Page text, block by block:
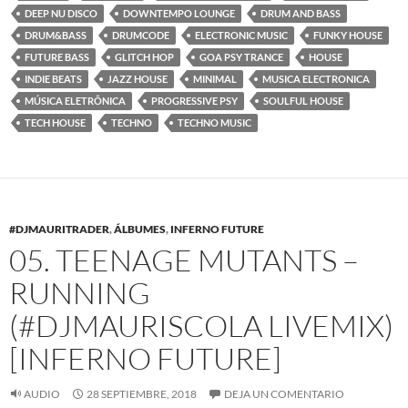
DEEP NU DISCO DOWNTEMPO LOUNGE
DRUM AND BASS
DRUM&BASS
DRUMCODE ELECTRONIC MUSIC
FUNKY HOUSE
FUTURE BASS
GLITCH HOP GOA PSY TRANCE
HOUSE
INDIE BEATS
JAZZ HOUSE MINIMAL
MUSICA ELECTRONICA
MÚSICA ELETRÔNICA
PROGRESSIVE PSY
SOULFUL HOUSE
TECH HOUSE
TECHNO TECHNO MUSIC
#DJMAURITRADER,ÁLBUMES, INFERNO FUTURE
05. TEENAGE MUTANTS –
RUNNING
(#DJMAURISCOLA LIVEMIX)
[INFERNO FUTURE]
AUDIO 28 SEPTIEMBRE, 2018 DEJA UN COMENTARIO